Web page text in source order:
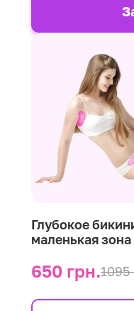
Глубокое
маленькая
650 грн.1095